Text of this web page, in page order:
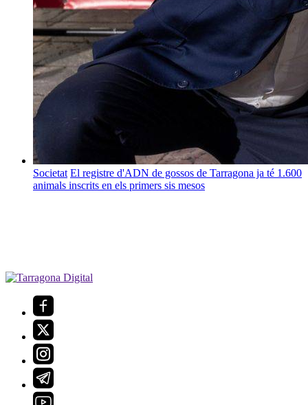
Societat El registre d'ADN de gossos de Tarragona ja té 1.600
animals inscrits en els primers sis mesos